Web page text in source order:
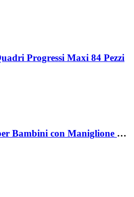
Progressi Maxi 84 Pezzi
con Maniglione 6 in 1